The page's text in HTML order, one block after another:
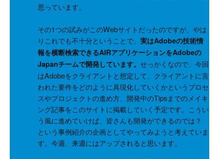
思っています。
その1つの試みがこのWebサイトだったのですが、やは
りこれでも不十分ということで、 実はAdobeの技術情
報を横断検索できるAIRアプリケーションをAdobeの
Japanチームで開発しています。 せっかくなので、今回
はAdobeをクライアントと想定して、クライアントに言
われた要件をどのように具現化していくかというプロセ
スやプロジェクトの進め方、開発中のTipsまでのメイキ
ング記事をこのサイトに掲載していく予定です。こうい
う風に進めていけば、皆さんも開発ができるのでは？
という事例紹介の企画としてやってみようと考えていま
す。今週、来週にはアップされると思います。